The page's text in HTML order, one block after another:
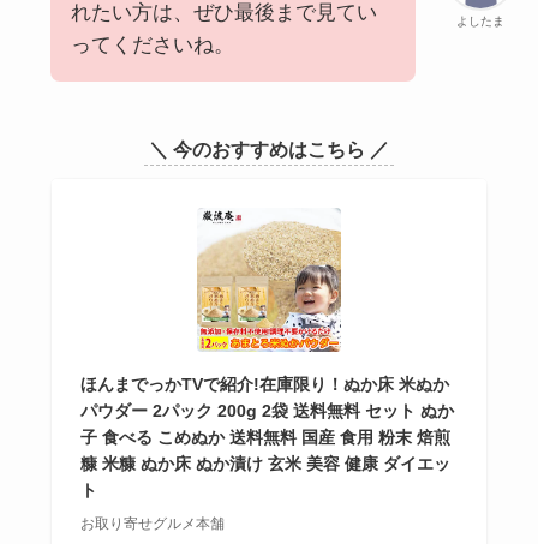
よしたま
れたい方は、ぜひ最後まで見てい
ってくださいね。
＼ 今のおすすめはこちら ／
ほんまでっかTVで紹介!在庫限り！ぬか床 米ぬか
パウダー 2パック 200g 2袋 送料無料 セット ぬか
子 食べる こめぬか 送料無料 国産 食用 粉末 焙煎
糠 米糠 ぬか床 ぬか漬け 玄米 美容 健康 ダイエッ
ト
お取り寄せグルメ本舗